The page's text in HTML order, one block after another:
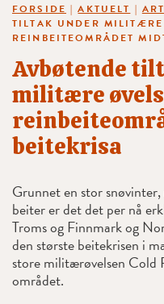
FORSIDE |AKTUELT |
TILTAK UNDER
REINBEITEOMRÅDET
Avbøtende
militære
beitekrisa
Grunnet en stor
beiter er det det per nå
Troms og Finnmark og
den største beitekrisen i
store militærøvelsen Cold
området.